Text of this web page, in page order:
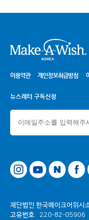
이용약관 개인정보취급방침
뉴스레터 구독신청
이버페이스북카카오톡 채널
재단법인 한국메이크어위시
고유번호 220-82-05906